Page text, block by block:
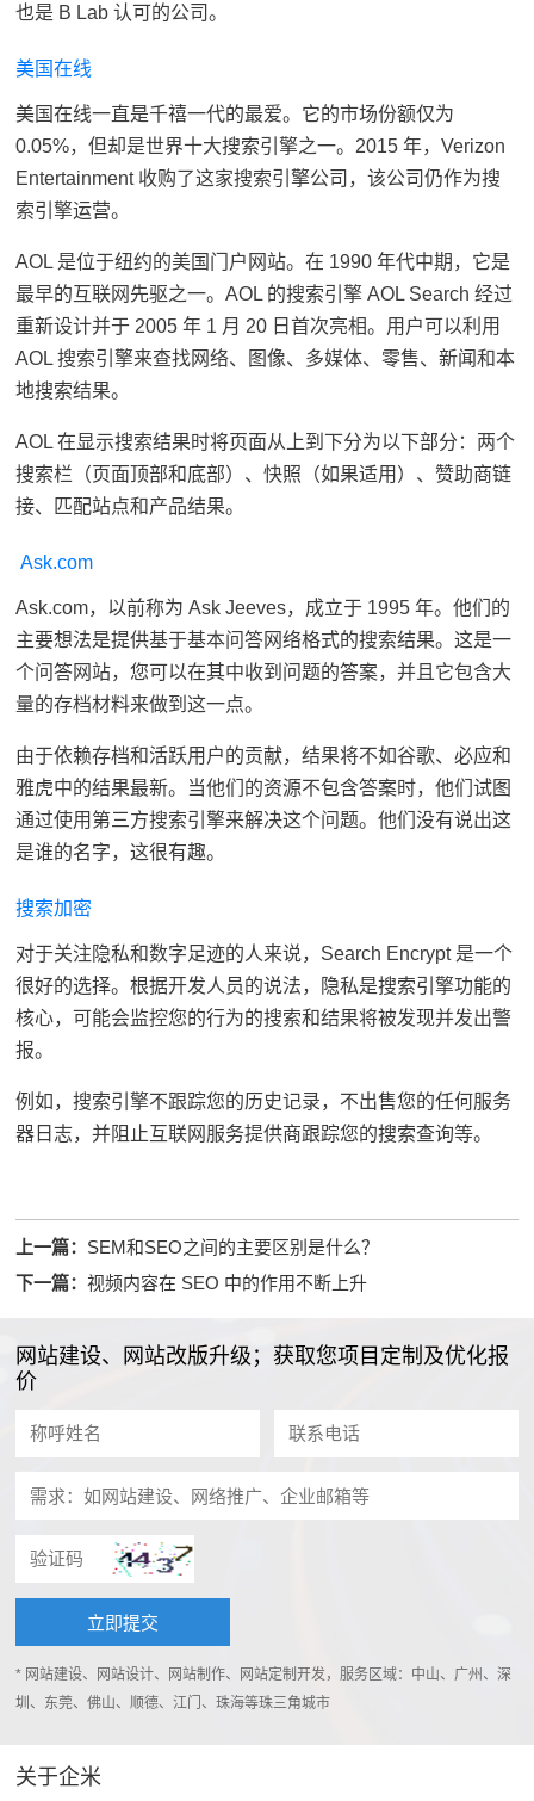
也是 B Lab 认可的公司。
美国在线
美国在线一直是千禧一代的最爱。它的市场份额仅为
0.05%，但却是世界十大搜索引擎之一。2015 年，Verizon
Entertainment 收购了这家搜索引擎公司，该公司仍作为搜
索引擎运营。
AOL 是位于纽约的美国门户网站。在 1990 年代中期，它是
最早的互联网先驱之一。AOL 的搜索引擎 AOL Search 经过
重新设计并于 2005 年 1 月 20 日首次亮相。用户可以利用
AOL 搜索引擎来查找网络、图像、多媒体、零售、新闻和本
地搜索结果。
AOL 在显示搜索结果时将页面从上到下分为以下部分：两个
搜索栏（页面顶部和底部）、快照（如果适用）、赞助商链
接、匹配站点和产品结果。
Ask.com
Ask.com，以前称为 Ask Jeeves，成立于 1995 年。他们的
主要想法是提供基于基本问答网络格式的搜索结果。这是一
个问答网站，您可以在其中收到问题的答案，并且它包含大
量的存档材料来做到这一点。
由于依赖存档和活跃用户的贡献，结果将不如谷歌、必应和
雅虎中的结果最新。当他们的资源不包含答案时，他们试图
通过使用第三方搜索引擎来解决这个问题。他们没有说出这
是谁的名字，这很有趣。
搜索加密
对于关注隐私和数字足迹的人来说，Search Encrypt 是一个
很好的选择。根据开发人员的说法，隐私是搜索引擎功能的
核心，可能会监控您的行为的搜索和结果将被发现并发出警
报。
例如，搜索引擎不跟踪您的历史记录，不出售您的任何服务
器日志，并阻止互联网服务提供商跟踪您的搜索查询等。
上一篇： SEM和SEO之间的主要区别是什么？
下一篇：视频内容在 SEO 中的作用不断上升
网站建设、网站改版升级；获取您项目定制及优化报
价
* 网站建设、网站设计、网站制作、网站定制开发，服务区域：中山、广州、深
圳、东莞、佛山、顺德、江门、珠海等珠三角城市
关于企米